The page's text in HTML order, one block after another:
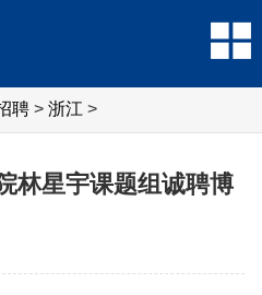
聘 > 浙江 >
林星宇课题组诚聘博